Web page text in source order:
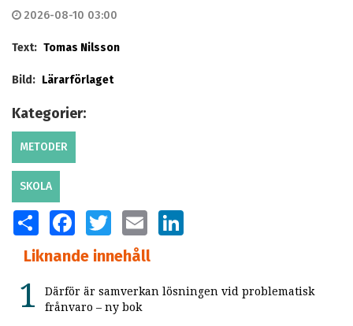
2026-08-10 03:00
Text: Tomas Nilsson
Bild: Lärarförlaget
Kategorier:
METODER
SKOLA
SHARE FACEBOOKTWITTER EMAIL
Liknande innehåll
Därför är samverkan lösningen vid problematisk
frånvaro – ny bok